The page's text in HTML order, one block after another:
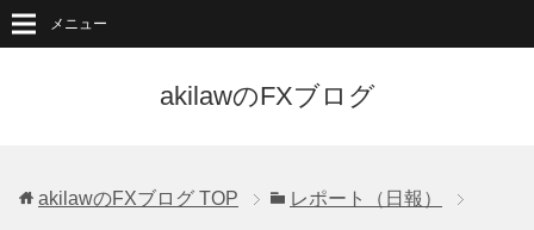
akilawのFXブログ
メニュー
akilawのFXブログ TOP レポート（日報）